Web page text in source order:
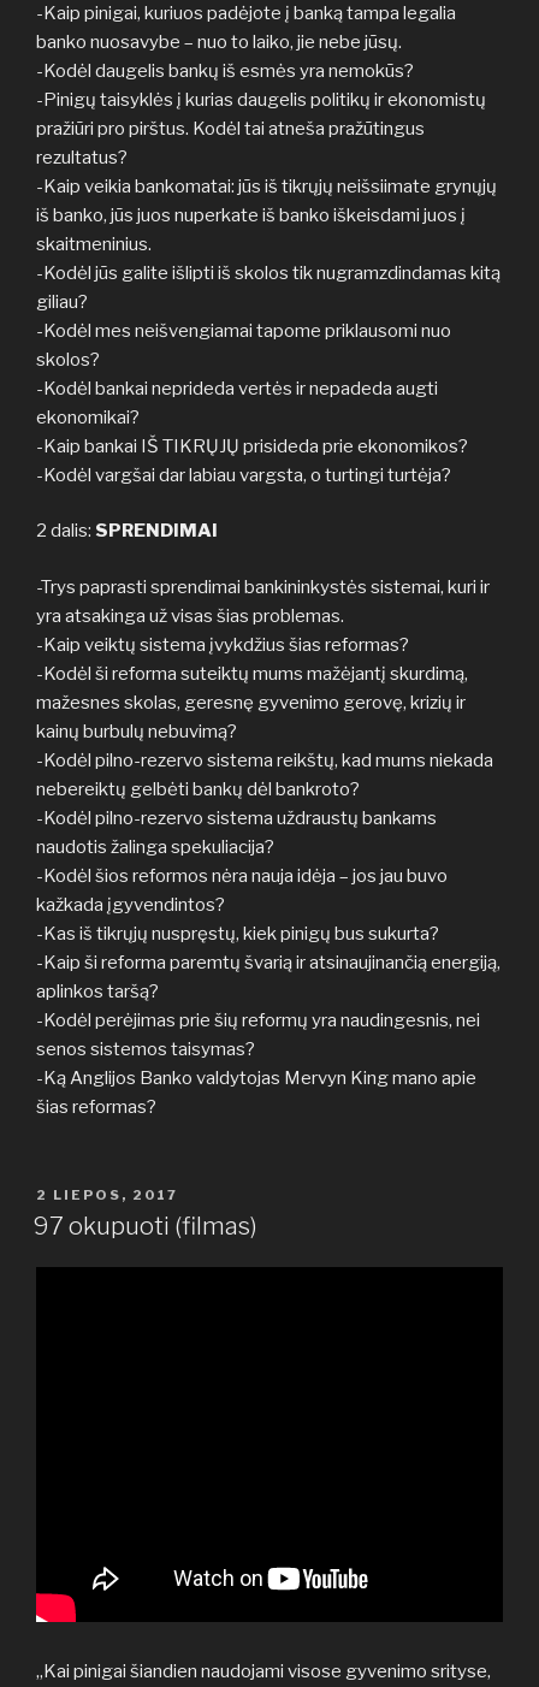
-Kaip pinigai, kuriuos padėjote į banką tampa legalia
banko nuosavybe – nuo to laiko, jie nebe jūsų.
-Kodėl daugelis bankų iš esmės yra nemokūs?
-Pinigų taisyklės į kurias daugelis politikų ir ekonomistų
pražiūri pro pirštus. Kodėl tai atneša pražūtingus
rezultatus?
-Kaip veikia bankomatai: jūs iš tikrųjų neišsiimate grynųjų
iš banko, jūs juos nuperkate iš banko iškeisdami juos į
skaitmeninius.
-Kodėl jūs galite išlipti iš skolos tik nugramzdindamas kitą
giliau?
-Kodėl mes neišvengiamai tapome priklausomi nuo
skolos?
-Kodėl bankai neprideda vertės ir nepadeda augti
ekonomikai?
-Kaip bankai IŠ TIKRŲJŲ prisideda prie ekonomikos?
-Kodėl vargšai dar labiau vargsta, o turtingi turtėja?
2 dalis: SPRENDIMAI
-Trys paprasti sprendimai bankininkystės sistemai, kuri ir
yra atsakinga už visas šias problemas.
-Kaip veiktų sistema įvykdžius šias reformas?
-Kodėl ši reforma suteiktų mums mažėjantį skurdimą,
mažesnes skolas, geresnę gyvenimo gerovę, krizių ir
kainų burbulų nebuvimą?
-Kodėl pilno-rezervo sistema reikštų, kad mums niekada
nebereiktų gelbėti bankų dėl bankroto?
-Kodėl pilno-rezervo sistema uždraustų bankams
naudotis žalinga spekuliacija?
-Kodėl šios reformos nėra nauja idėja – jos jau buvo
kažkada įgyvendintos?
-Kas iš tikrųjų nuspręstų, kiek pinigų bus sukurta?
-Kaip ši reforma paremtų švarią ir atsinaujinančią energiją,
aplinkos taršą?
-Kodėl perėjimas prie šių reformų yra naudingesnis, nei
senos sistemos taisymas?
-Ką Anglijos Banko valdytojas Mervyn King mano apie
šias reformas?
PASKELBTA
2 LIEPOS, 2017
97 okupuoti (filmas)
„Kai pinigai šiandien naudojami visose gyvenimo srityse,